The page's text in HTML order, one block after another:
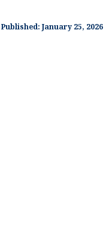
Published: January 25, 2026